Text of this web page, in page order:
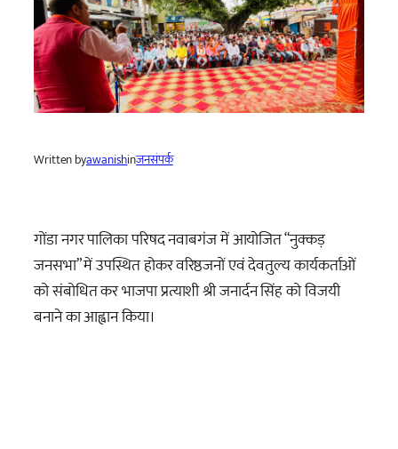
Written byawanishinजनसंपर्क
गोंडा नगर पालिका परिषद नवाबगंज में आयोजित “नुक्कड़
जनसभा” में उपस्थित होकर वरिष्ठजनों एवं देवतुल्य कार्यकर्ताओं
को संबोधित कर भाजपा प्रत्याशी श्री जनार्दन सिंह को विजयी
बनाने का आह्वान किया।